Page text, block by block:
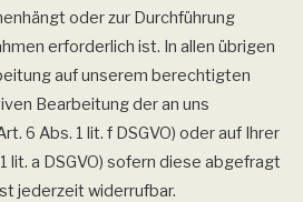
oder zur Durchführung
erforderlich ist. In allen übrigen
auf unserem berechtigten
Bearbeitung der an uns
6 Abs. 1 lit. f DSGVO) oder auf Ihrer
lit. a DSGVO) sofern diese abgefragt
jederzeit widerrufbar.